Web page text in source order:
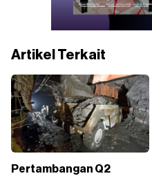
Artikel Terkait
Pertambangan Q2